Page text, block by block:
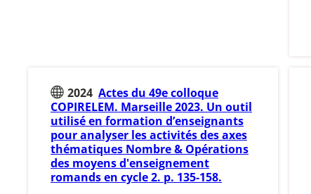
2024 Actes du 49e colloque
COPIRELEM. Marseille 2023. Un outil
utilisé en formation d’enseignants
pour analyser les activités des axes
thématiques Nombre & Opérations
des moyens d'enseignement
romands en cycle 2. p. 135-158.